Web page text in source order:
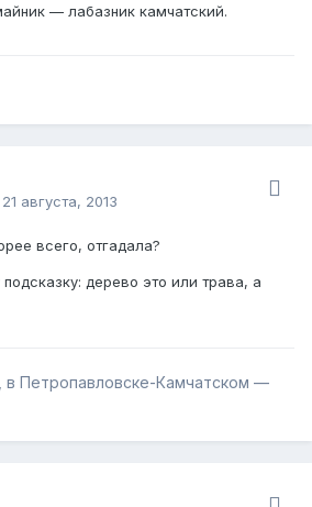
— лабазник камчатский.
21 августа, 2013
всего, отгадала?
дерево это или трава, а
в Петропавловске-Камчатском —